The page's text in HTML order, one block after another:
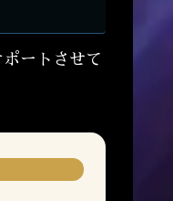
ートさせて